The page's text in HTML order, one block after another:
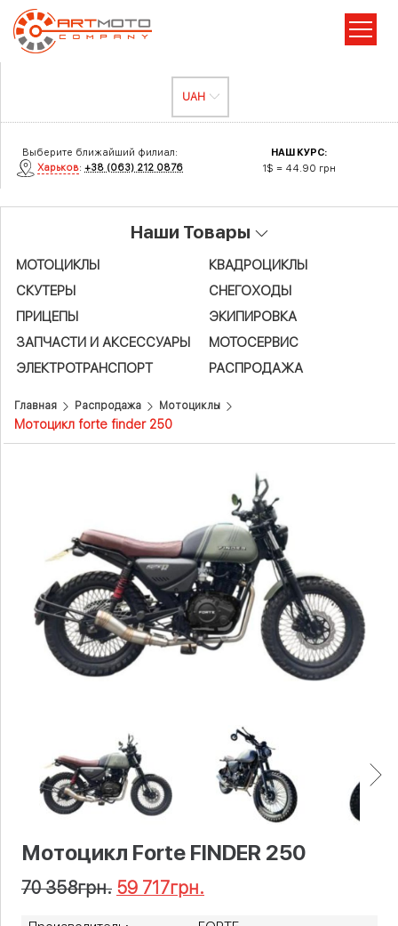
Выберите ближайший филиал:
Харьков:+38 (063) 212 0876
НАШ КУРС:
1$ = 44.90 грн
Наши Товары
МОТОЦИКЛЫ
КВАДРОЦИКЛЫ
СКУТЕРЫ
СНЕГОХОДЫ
ПРИЦЕПЫ
ЭКИПИРОВКА
ЗАПЧАСТИ И АКСЕСCУАРЫ
МОТОСЕРВИС
ЭЛЕКТРОТРАНСПОРТ
РАСПРОДАЖА
Главная Распродажа Мотоциклы
Мотоцикл forte finder 250
Мотоцикл Forte FINDER 250
70 358грн. 59 717грн.